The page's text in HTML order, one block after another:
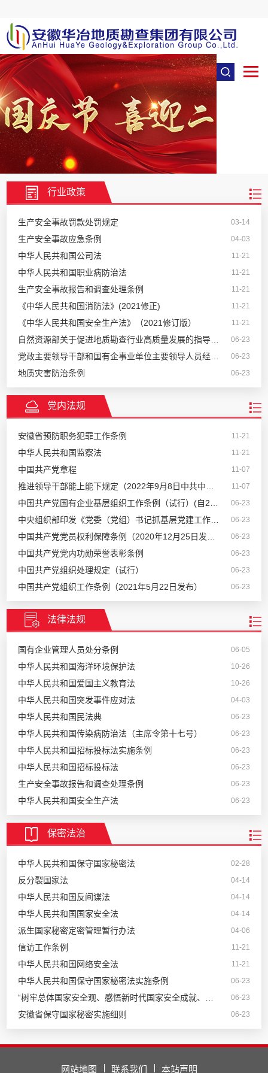
行业政策
03-14
生产安全事故罚款处罚规定
04-03
生产安全事故应急条例
11-21
中华人民共和国公司法
11-21
中华人民共和国职业病防治法
11-21
生产安全事故报告和调查处理条例
11-21
《中华人民共和国消防法》(2021修正)
11-21
《中华人民共和国安全生产法》（2021修订版）
06-23
自然资源部关于促进地质勘查行业高质量发展的指导意见...
06-23
党政主要领导干部和国有企事业单位主要领导人员经济责...
06-23
地质灾害防治条例
党内法规
11-21
安徽省预防职务犯罪工作条例
11-21
中华人民共和国监察法
11-07
中国共产党章程
11-07
推进领导干部能上能下规定（2022年9月8日中共中央办公厅...
06-23
中国共产党国有企业基层组织工作条例（试行）(自2019年1...
06-23
中央组织部印发《党委（党组）书记抓基层党建工作述职评议...
06-23
中国共产党党员权利保障条例（2020年12月25日发布）
06-23
中国共产党党内功勋荣誉表彰条例
06-23
中国共产党组织处理规定（试行）
06-23
中国共产党组织工作条例（2021年5月22日发布）
法律法规
06-05
国有企业管理人员处分条例
10-26
中华人民共和国海洋环境保护法
10-26
中华人民共和国爱国主义教育法
04-03
中华人民共和国突发事件应对法
06-23
中华人民共和国民法典
06-23
中华人民共和国传染病防治法（主席令第十七号）
06-23
中华人民共和国招标投标法实施条例
06-23
中华人民共和国招标投标法
06-23
生产安全事故报告和调查处理条例
06-23
中华人民共和国安全生产法
保密法治
02-28
中华人民共和国保守国家秘密法
04-14
反分裂国家法
04-14
中华人民共和国反间谍法
04-14
中华人民共和国国家安全法
04-06
派生国家秘密定密管理暂行办法
11-21
信访工作条例
11-21
中华人民共和国网络安全法
06-23
中华人民共和国保守国家秘密法实施条例
06-23
06-23
安徽省保守国家秘密实施细则
网站地图 联系我们 本站声明